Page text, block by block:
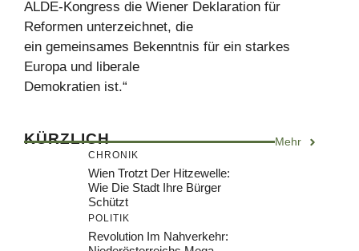
ALDE-Kongress die Wiener Deklaration für
Reformen unterzeichnet, die
ein gemeinsames Bekenntnis für ein starkes
Europa und liberale
Demokratien ist.“
KÜRZLICH Mehr
CHRONIK
Wien Trotzt Der Hitzewelle:
Wie Die Stadt Ihre Bürger
Schützt
POLITIK
Revolution Im Nahverkehr: